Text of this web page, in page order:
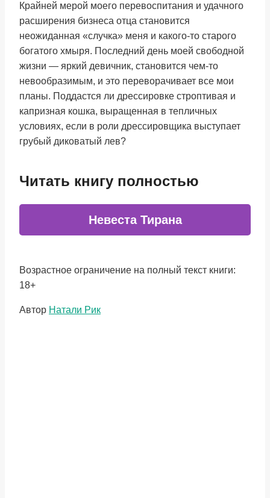
Крайней мерой моего перевоспитания и удачного
расширения бизнеса отца становится
неожиданная «случка» меня и какого-то старого
богатого хмыря. Последний день моей свободной
жизни — яркий девичник, становится чем-то
невообразимым, и это переворачивает все мои
планы. Поддастся ли дрессировке строптивая и
капризная кошка, выращенная в тепличных
условиях, если в роли дрессировщика выступает
грубый диковатый лев?
Читать книгу полностью
Невеста Тирана
Возрастное ограничение на полный текст книги:
18+
Метки
Автор Натали Рик